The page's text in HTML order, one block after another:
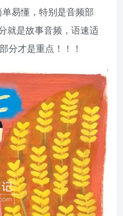
易懂，特别是音频部
就是故事音频，语速适
分才是重点！！！